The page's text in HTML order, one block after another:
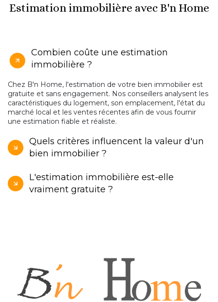
Estimation immobilière avec B'n Home
Combien coûte une estimation
immobilière ?
Chez B'n Home, l'estimation de votre bien immobilier est
gratuite et sans engagement. Nos conseillers analysent les
caractéristiques du logement, son emplacement, l'état du
marché local et les ventes récentes afin de vous fournir
une estimation fiable et réaliste.
Quels critères influencent la valeur d'un
bien immobilier ?
L'estimation immobilière est-elle
vraiment gratuite ?